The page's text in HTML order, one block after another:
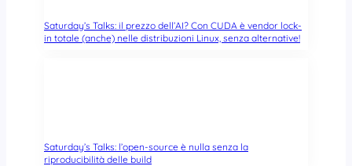
Saturday’s Talks: il prezzo dell’AI? Con CUDA è vendor lock-
in totale (anche) nelle distribuzioni Linux, senza alternative!
Saturday’s Talks: l’open-source è nulla senza la
riproducibilità delle build